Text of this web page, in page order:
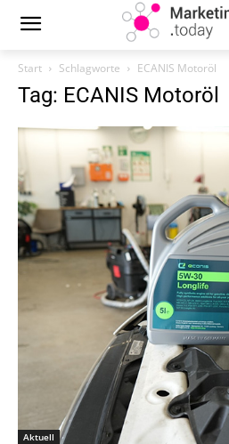
Start Schlagworte ECANIS Motoröl
Tag: ECANIS Motoröl
Aktuell